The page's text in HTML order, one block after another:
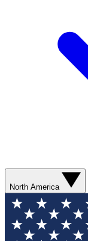
North America